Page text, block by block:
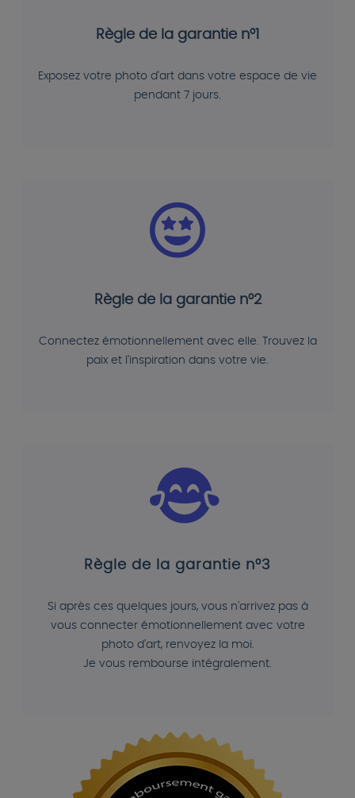
Règle de la garantie n°1
Exposez votre photo d'art dans votre espace de vie
pendant 7 jours.
Règle de la garantie n°2
Connectez émotionnellement avec elle. Trouvez la
paix et l'inspiration dans votre vie.
Règle de la garantie n°3
Si après ces quelques jours, vous n'arrivez pas à
vous connecter émotionnellement avec votre
photo d'art, renvoyez la moi.
Je vous rembourse intégralement.